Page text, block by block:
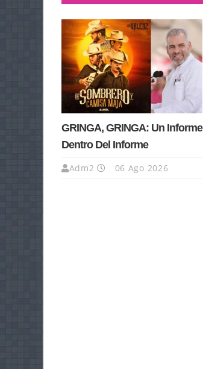
GRINGA, GRINGA: Un Informe
Dentro Del Informe
Adm2 06 Ago 2026